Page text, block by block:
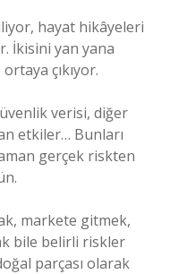
hayat hikâyeleri
İkisini yan yana
çıkıyor.
verisi, diğer
etkiler… Bunları
gerçek riskten
markete gitmek,
bile belirli riskler
parçası olarak